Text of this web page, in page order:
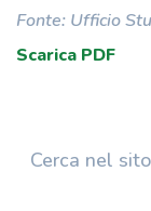
Fonte: Ufficio
Scarica PDF
Cerca nel sito